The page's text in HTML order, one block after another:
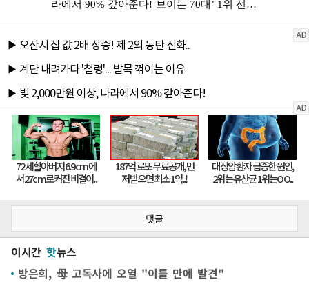
댓글
이시간 핫뉴스
방은희, 母 고독사에 오열 "이틀 만에 발견"